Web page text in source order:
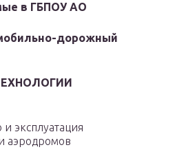
в ГБПОУ АО
дорожный
эксплуатация
аэродромов